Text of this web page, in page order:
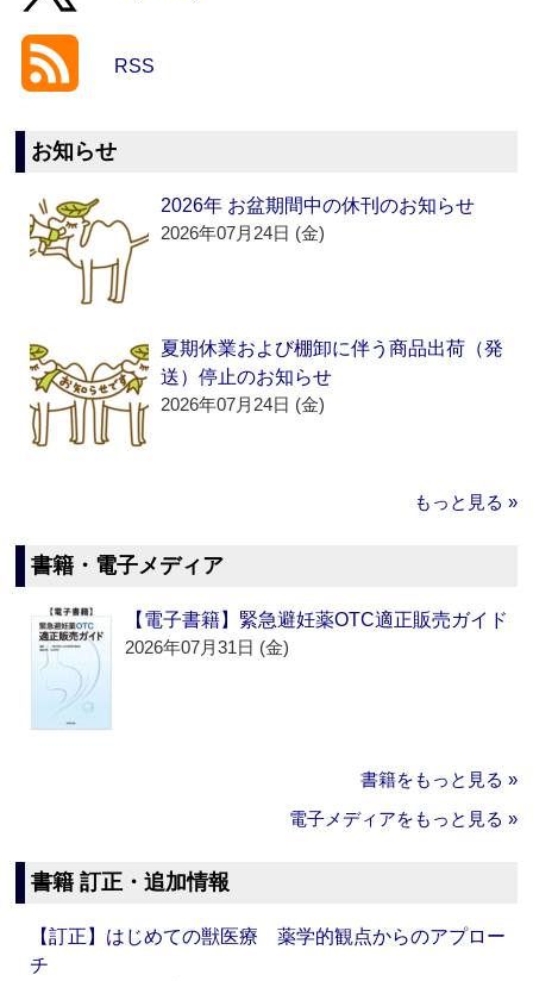
RSS
お知らせ
2026年 お盆期間中の休刊のお知らせ
2026年07月24日 (金)
夏期休業および棚卸に伴う商品出荷（発
送）停止のお知らせ
2026年07月24日 (金)
もっと見る »
書籍・電子メディア
【電子書籍】緊急避妊薬OTC適正販売ガイド
2026年07月31日 (金)
書籍をもっと見る »
電子メディアをもっと見る »
書籍 訂正・追加情報
【訂正】はじめての獣医療 薬学的観点からのアプロー
チ